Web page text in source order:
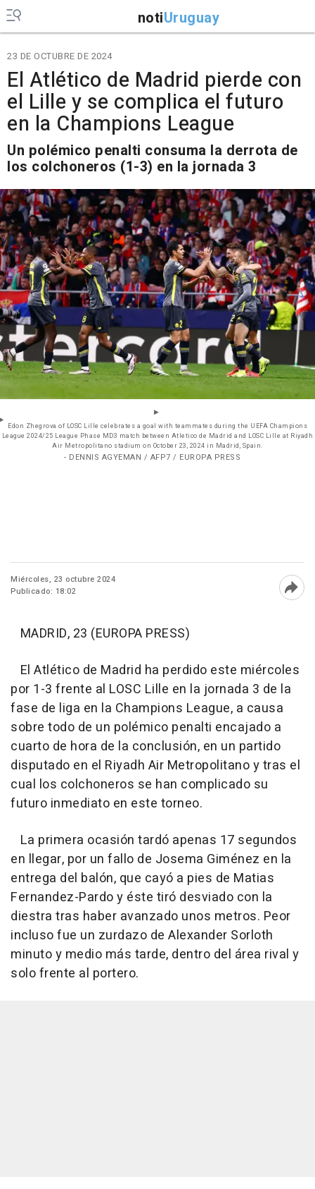
notiUruguay
23 DE OCTUBRE DE 2024
El Atlético de Madrid pierde con
el Lille y se complica el futuro
en la Champions League
Un polémico penalti consuma la derrota de
los colchoneros (1-3) en la jornada 3
Edon Zhegrova of LOSC Lille celebrates a goal with teammates during the UEFA Champions
League 2024/25 League Phase MD3 match between Atletico de Madrid and LOSC Lille at Riyadh
Air Metropolitano stadium on October 23, 2024 in Madrid, Spain.
- DENNIS AGYEMAN / AFP7 / EUROPA PRESS
Miércoles, 23 octubre 2024
Publicado: 18:02
MADRID, 23 (EUROPA PRESS)
El Atlético de Madrid ha perdido este miércoles
por 1-3 frente al LOSC Lille en la jornada 3 de la
fase de liga en la Champions League, a causa
sobre todo de un polémico penalti encajado a
cuarto de hora de la conclusión, en un partido
disputado en el Riyadh Air Metropolitano y tras el
cual los colchoneros se han complicado su
futuro inmediato en este torneo.
La primera ocasión tardó apenas 17 segundos
en llegar, por un fallo de Josema Giménez en la
entrega del balón, que cayó a pies de Matias
Fernandez-Pardo y éste tiró desviado con la
diestra tras haber avanzado unos metros. Peor
incluso fue un zurdazo de Alexander Sorloth
minuto y medio más tarde, dentro del área rival y
solo frente al portero.